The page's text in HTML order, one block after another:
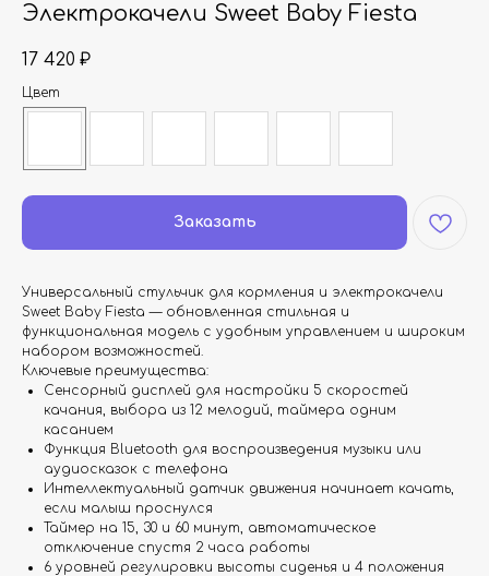
Электрокачели Sweet Baby Fiesta
17 420 ₽
Цвет
Заказать
Универсальный стульчик для кормления и электрокачели
Sweet Baby Fiesta — обновленная стильная и
функциональная модель с удобным управлением и широким
набором возможностей.
Ключевые преимущества:
Сенсорный дисплей для настройки 5 скоростей
качания, выбора из 12 мелодий, таймера одним
касанием
Функция Bluetooth для воспроизведения музыки или
аудиосказок с телефона
Интеллектуальный датчик движения начинает качать,
если малыш проснулся
Таймер на 15, 30 и 60 минут, автоматическое
отключение спустя 2 часа работы
6 уровней регулировки высоты сиденья и 4 положения